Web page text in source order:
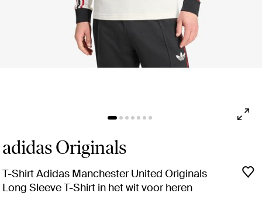
adidas Originals
T-Shirt Adidas Manchester United Originals
Long Sleeve T-Shirt in het wit voor heren